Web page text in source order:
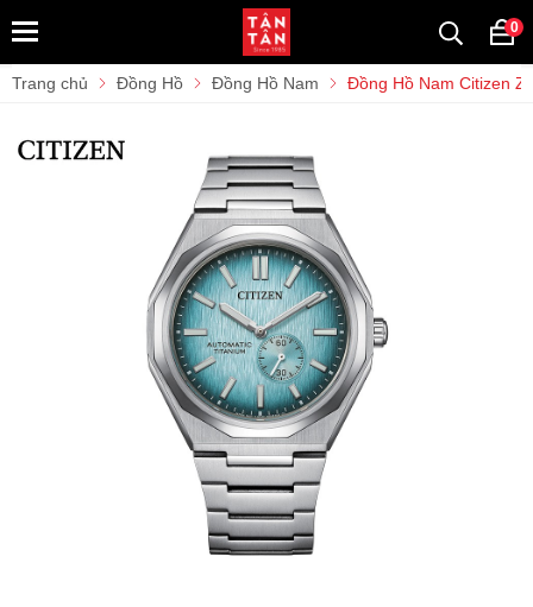
0
Trang chủ Đồng Hồ Đồng Hồ Nam Đồng Hồ Nam Citizen